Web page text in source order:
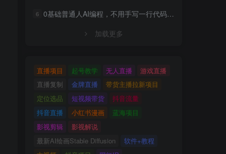
6 0基础普通人AI编程，不用手写一行代码，AI开发到上架全流程，普通人也能做出自己的软件
加载更多
直播项目 起号教学 无人直播
游戏直播
直播复制
金牌直播
带货主播拉新项目
定位选品
短视频带货
抖音流量
抖音直播
小红书漫画
蓝海项目
影视剪辑
影视解说
最新AI绘画Stable Diffusion
软件+教程